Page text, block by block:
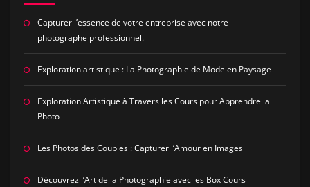
Capturer l’essence de votre entreprise avec notre
photographe professionnel.
Exploration artistique : La Photographie de Mode en Paysage
Exploration Artistique à Travers les Cours pour Apprendre la
Photo
Les Photos des Couples : Capturer l’Amour en Images
Découvrez l’Art de la Photographie avec les Box Cours